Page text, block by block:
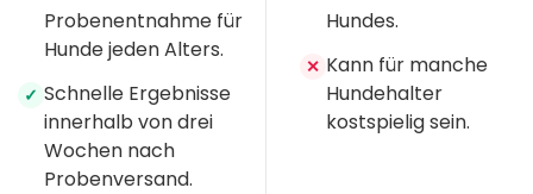
Probenentnahme für
Hunde jeden Alters.
✓ Schnelle Ergebnisse
innerhalb von drei
Wochen nach
Probenversand.
Hundes.
✕ Kann für manche
Hundehalter
kostspielig sein.